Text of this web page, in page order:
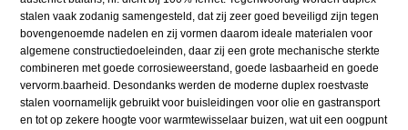
stalen vaak zodanig samengesteld, dat zij zeer goed beveiligd zijn tegen
bovengenoemde nadelen en zij vormen daarom ideale materialen voor
algemene constructiedoeleinden, daar zij een grote mechanische sterkte
combineren met goede corrosieweerstand, goede lasbaarheid en goede
vervorm.baarheid. Desondanks werden de moderne duplex roestvaste
stalen voornamelijk gebruikt voor buisleidingen voor olie en gastransport
en tot op zekere hoogte voor warmtewisselaar buizen, wat uit een oogpunt